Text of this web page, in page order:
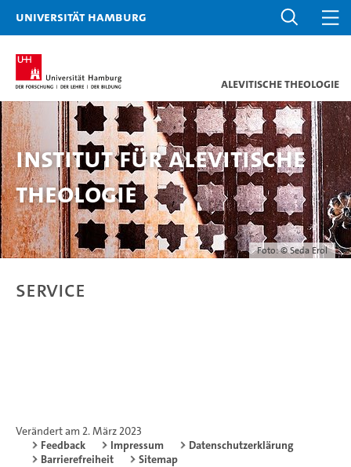
Universität Hamburg
Alevitische Theologie
Foto: © Seda Erol
Institut für Alevitische
Theologie
Service
Verändert am 2. März 2023
Feedback
Impressum
Datenschutzerklärung
Barrierefreiheit
Sitemap